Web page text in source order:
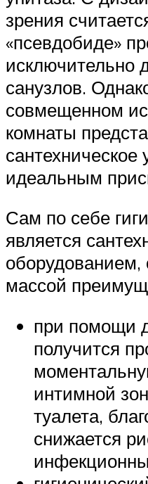
зрения
«псевдобиде»
исключительно
санузлов.
совмещенном
комнаты
сантехническое
идеальным
Сам по себе
является
массой
при помощи
получится
интимной
туалета,
снижается